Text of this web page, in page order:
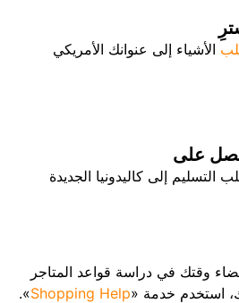
الأشياء إلى عنوانك الأمريكي
على
التسليم إلى كاليدونيا الجديدة
وقتك في دراسة قواعد المتاجر
استخدم خدمة «Shopping Help
».